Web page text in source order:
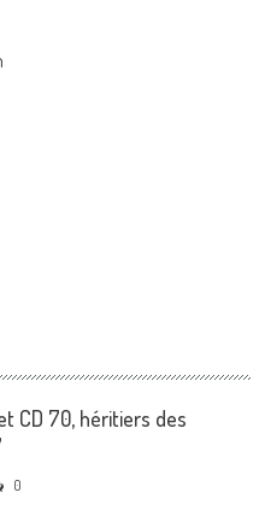
CD 70, héritiers des
0